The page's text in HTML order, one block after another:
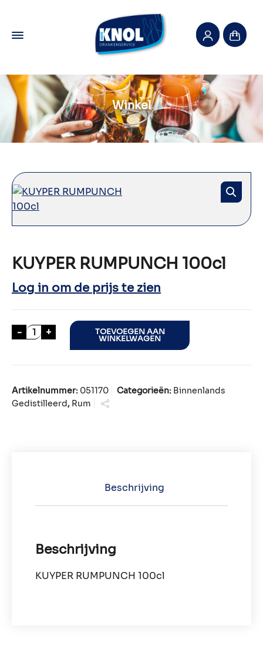
Winkel
KUYPER RUMPUNCH 100cl
Log in om de prijs te zien
- KUYPER RUMPUNCH 100cl aantal
+ TOEVOEGEN AAN
WINKELWAGEN
Artikelnummer: 051170 Categorieën: Binnenlands
Gedistilleerd, Rum
Beschrijving
Beschrijving
KUYPER RUMPUNCH 100cl